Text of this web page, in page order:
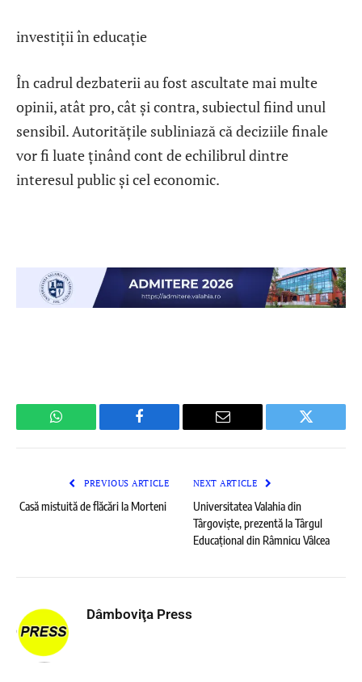
investiții în educație
În cadrul dezbaterii au fost ascultate mai multe
opinii, atât pro, cât și contra, subiectul fiind unul
sensibil. Autoritățile subliniază că deciziile finale
vor fi luate ținând cont de echilibrul dintre
interesul public și cel economic.
WhatsApp Facebook Email Twitter
PREVIOUS ARTICLE
Casă mistuită de flăcări la Morteni
NEXT ARTICLE
Universitatea Valahia din
Târgoviște, prezentă la Târgul
Educațional din Râmnicu Vâlcea
Dâmboviţa Press